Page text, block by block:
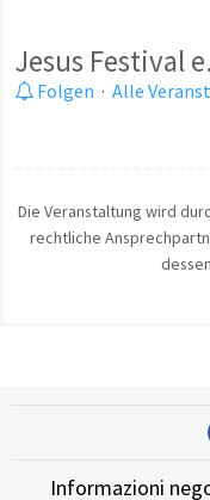
Jesus Festival
Folgen · Alle
Die Veranstaltung wird
rechtliche
Informazioni